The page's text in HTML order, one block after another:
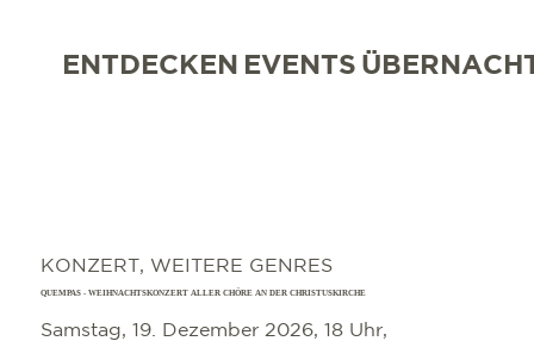
ENTDECKEN EVENTS
KONZERT, WEITERE GENRES
QUEMPAS - WEIHNACHTSKONZERT ALLER CHÖRE AN DER CHRISTUSKIRCHE
Samstag, 19. Dezember 2026, 18 Uhr,